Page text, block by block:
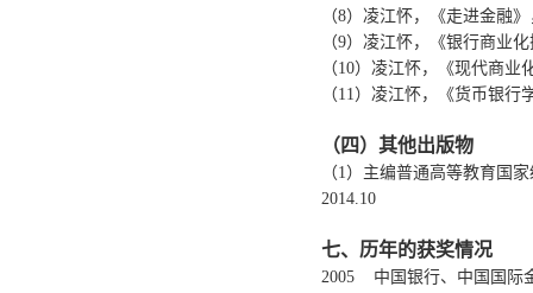
（8）凌江怀，《走进金融
（9）凌江怀，《银行商业
（10）凌江怀，《现代商
（11）凌江怀，《货币银行
（四）其他出版物
（1）主编普通高等教育国
2014.10
七、历年的获奖情况
2005 中国银行、中国国际